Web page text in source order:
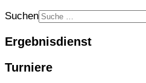
Suchen
Ergebnisdienst
Turniere